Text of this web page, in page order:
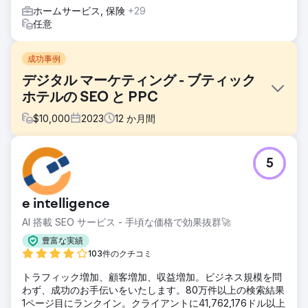
ホームサービス, 保険 +29
任意
成功事例
デジタル マーケティング - ブティック
ホテルの SEO と PPC
$10,000 2023 12 か月間
課題
Channers On Norfolkは、ノーフォーク島にある美しいブテ
ィック宿泊施設です。彼らは、ブランド認知度の向上、オー
ガニック トラフィックの増加、キーワード ランキングの改
善、ビジネスのリード/予約の増加を目的としたデジタル マ
ーケティング ソリューションを探していました。
ソリューション
私たちは綿密なキーワード調査を実施し、オーガニックトラ
てるべき 25 のキーワード (ナビゲーション検索の目的を含
む) を特定しました。彼らのターゲットキーワードを使用し
てウェブサイトを最適化し、根本的な主要な問題を解決しま
e intelligence
AI 搭載 SEO サービス - 手頃な価格で効果抜群🚀
豊富な実績
103件のクチコミ
5
トラフィック増加、顧客増加、収益増加。ビジネス規模を問
わず、成功のお手伝いをいたします。80万件以上の検索結果
1ページ目にランクイン。クライアントに41,762,176ドル以上